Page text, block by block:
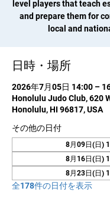
level players that teach
and prepare them for
local and
日時・場所
2026年7月05日 14:00 –
Honolulu Judo Club, 620
Honolulu, HI 96817, USA
その他の日付
8月09日(日)
8月16日(日)
8月23日(日)
全178件の日付を表示